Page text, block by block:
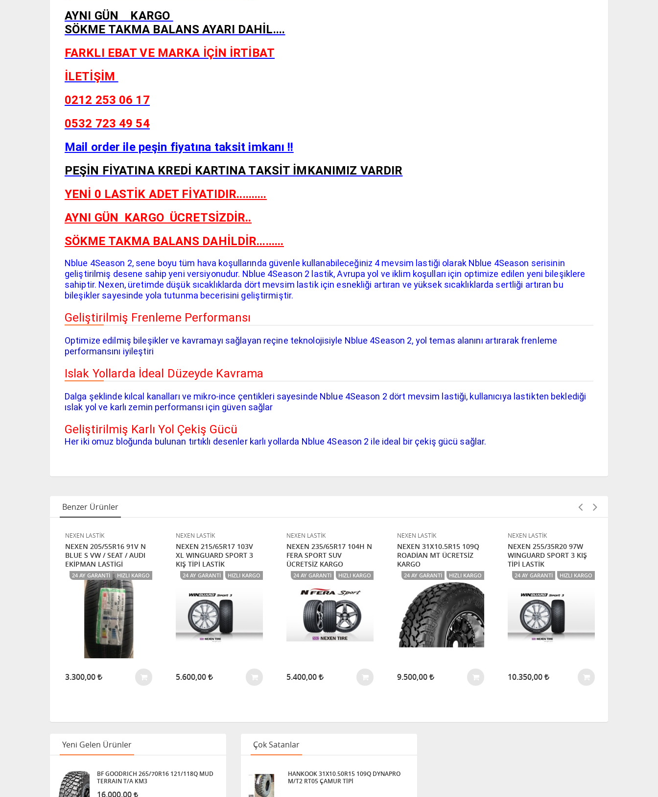
AYNI GÜN KARGO
SÖKME TAKMA BALANS AYARI DAHİL....
FARKLI EBAT VE MARKA İÇİN İRTİBAT
İLETİŞİM
0212 253 06 17
0532 723 49 54
Mail order ile peşin fiyatına taksit imkanı !!
PEŞİN FİYATINA KREDİ KARTINA TAKSİT İMKANIMIZ VARDIR
YENİ 0 LASTİK ADET FİYATIDIR..........
AYNI GÜN KARGO ÜCRETSİZDİR..
SÖKME TAKMA BALANS DAHİLDİR.........
Nblue 4Season 2, sene boyu tüm hava koşullarında güvenle kullanabileceğiniz 4 mevsim lastiği olarak Nblue 4Season serisinin
geliştirilmiş desene sahip yeni versiyonudur. Nblue 4Season 2 lastik, Avrupa yol ve iklim koşulları için optimize edilen yeni bileşiklere
sahiptir. Nexen, üretimde düşük sıcaklıklarda dört mevsim lastik için esnekliği artıran ve yüksek sıcaklıklarda sertliği artıran bu
bileşikler sayesinde yola tutunma becerisini geliştirmiştir.
Geliştirilmiş Frenleme Performansı
Optimize edilmiş bileşikler ve kavramayı sağlayan reçine teknolojisiyle Nblue 4Season 2, yol temas alanını artırarak frenleme
performansını iyileştiri
Islak Yollarda İdeal Düzeyde Kavrama
Dalga şeklinde kılcal kanalları ve mikro-ince çentikleri sayesinde Nblue 4Season 2 dört mevsim lastiği, kullanıcıya lastikten beklediği
ıslak yol ve karlı zemin performansı için güven sağlar
Geliştirilmiş Karlı Yol Çekiş Gücü
Her iki omuz bloğunda bulunan tırtıklı desenler karlı yollarda Nblue 4Season 2 ile ideal bir çekiş gücü sağlar.
Benzer Ürünler
NEXEN LASTİK
NEXEN 205/55R16 91V N
BLUE S VW / SEAT / AUDI
EKİPMAN LASTİGİ
24 AY GARANTI HIZLI KARGO
3.300,00
NEXEN LASTİK
NEXEN 215/65R17 103V
XL WINGUARD SPORT 3
KIŞ TİPİ LASTİK
24 AY GARANTI HIZLI KARGO
5.600,00
NEXEN LASTİK
NEXEN 235/65R17 104H N
FERA SPORT SUV
ÜCRETSİZ KARGO
24 AY GARANTI HIZLI KARGO
5.400,00
NEXEN LASTİK
NEXEN 31X10.5R15 109Q
ROADİAN MT ÜCRETSİZ
KARGO
24 AY GARANTI HIZLI KARGO
9.500,00
NEXEN LASTİK
NEXEN 255/35R20 97W
WINGUARD SPORT 3 KIŞ
TİPİ LASTİK
24 AY GARANTI HIZLI KARGO
10.350,00
Yeni Gelen Ürünler
BF GOODRICH 265/70R16 121/118Q MUD
TERRAIN T/A KM3
16.000,00
Çok Satanlar
HANKOOK 31X10.50R15 109Q DYNAPRO
M/T2 RT05 ÇAMUR TİPİ